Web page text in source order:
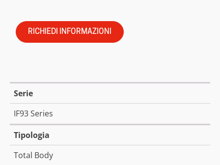
RICHIEDI INFORMAZIONI
Serie
IF93 Series
Tipologia
Total Body